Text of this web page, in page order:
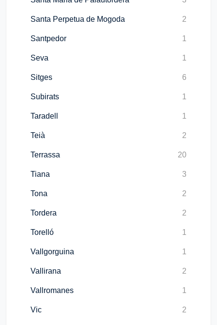
Santa Perpetua de Mogoda 2
Santpedor 1
Seva 1
Sitges 6
Subirats 1
Taradell 1
Teià 2
Terrassa 20
Tiana 3
Tona 2
Tordera 2
Torelló 1
Vallgorguina 1
Vallirana 2
Vallromanes 1
Vic 2